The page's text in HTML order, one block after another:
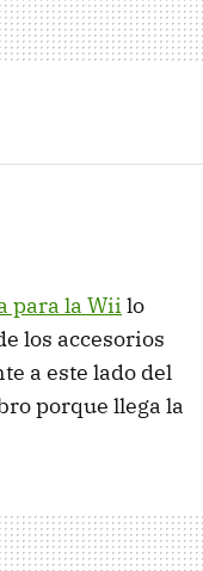
para la Wii lo
los accesorios
a este lado del
porque llega la